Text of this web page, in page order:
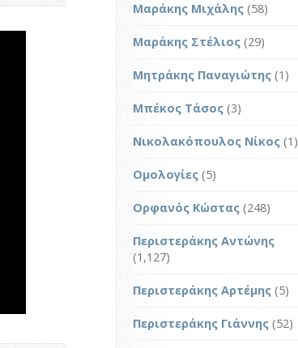
Μαράκης Μιχάλης (58)
Μαράκης Στέλιος (29)
Μητράκης Παναγιώτης (1)
Μπέκος Τάσος (3)
Νικολακόπουλος Νίκος (1)
Ομολογίες (5)
Ορφανός Κώστας (248)
Περιστεράκης Αντώνης
(1,127)
Περιστεράκης Αρτέμης (5)
Περιστεράκης Γιάννης (52)